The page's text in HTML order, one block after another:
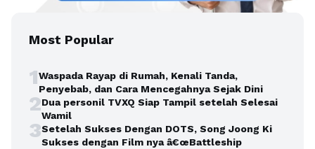
Most Popular
1Waspada Rayap di Rumah, Kenali Tanda,
Penyebab, dan Cara Mencegahnya Sejak Dini
2Dua personil TVXQ Siap Tampil setelah Selesai
Wamil
3Setelah Sukses Dengan DOTS, Song Joong Ki
Sukses dengan Film nya â€œBattleship